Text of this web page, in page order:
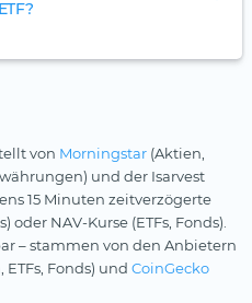
von Morningstar (Aktien,
und der Isarvest
15 Minuten zeitverzögerte
oder NAV-Kurse (ETFs, Fonds).
– stammen von den Anbietern
ETFs, Fonds) und CoinGecko